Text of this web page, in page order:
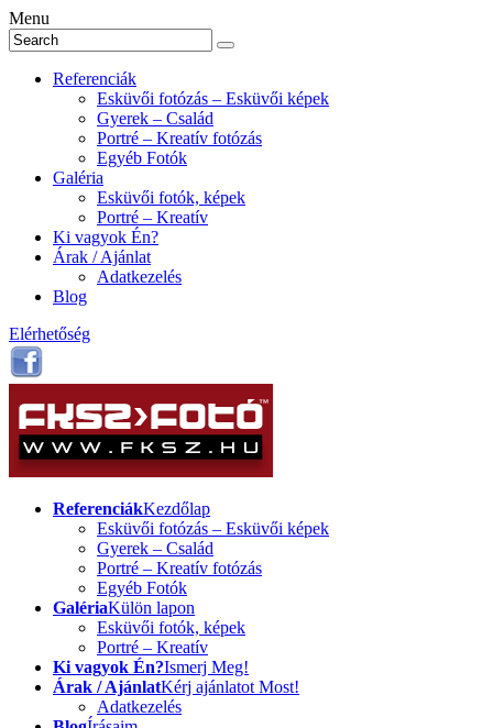
Menu
Referenciák
Esküvői fotózás – Esküvői képek
Gyerek – Család
Portré – Kreatív fotózás
Egyéb Fotók
Galéria
Esküvői fotók, képek
Portré – Kreatív
Ki vagyok Én?
Árak / Ajánlat
Adatkezelés
Blog
Elérhetőség
ReferenciákKezdőlap
Esküvői fotózás – Esküvői képek
Gyerek – Család
Portré – Kreatív fotózás
Egyéb Fotók
GalériaKülön lapon
Esküvői fotók, képek
Portré – Kreatív
Ki vagyok Én?Ismerj Meg!
Árak / AjánlatKérj ajánlatot Most!
Adatkezelés